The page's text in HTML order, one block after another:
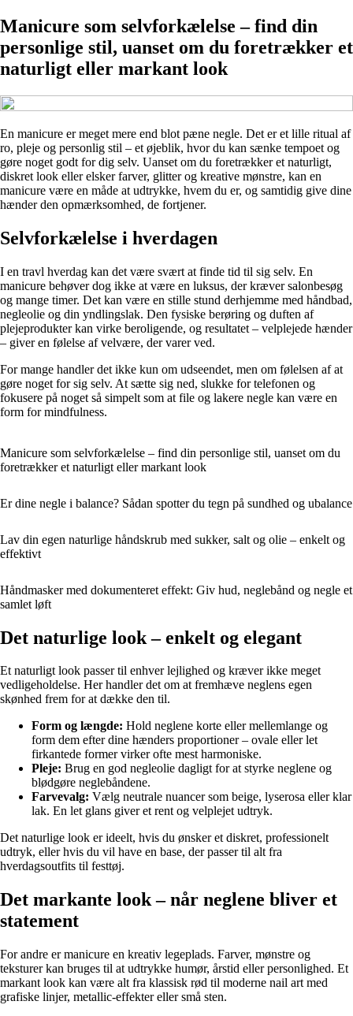
Manicure som selvforkælelse – find din
personlige stil, uanset om du foretrækker et
naturligt eller markant look
En manicure er meget mere end blot pæne negle. Det er et lille ritual af
ro, pleje og personlig stil – et øjeblik, hvor du kan sænke tempoet og
gøre noget godt for dig selv. Uanset om du foretrækker et naturligt,
diskret look eller elsker farver, glitter og kreative mønstre, kan en
manicure være en måde at udtrykke, hvem du er, og samtidig give dine
hænder den opmærksomhed, de fortjener.
Selvforkælelse i hverdagen
I en travl hverdag kan det være svært at finde tid til sig selv. En
manicure behøver dog ikke at være en luksus, der kræver salonbesøg
og mange timer. Det kan være en stille stund derhjemme med håndbad,
negleolie og din yndlingslak. Den fysiske berøring og duften af
plejeprodukter kan virke beroligende, og resultatet – velplejede hænder
– giver en følelse af velvære, der varer ved.
For mange handler det ikke kun om udseendet, men om følelsen af at
gøre noget for sig selv. At sætte sig ned, slukke for telefonen og
fokusere på noget så simpelt som at file og lakere negle kan være en
form for mindfulness.
Manicure som selvforkælelse – find din personlige stil, uanset om du
foretrækker et naturligt eller markant look
Er dine negle i balance? Sådan spotter du tegn på sundhed og ubalance
Lav din egen naturlige håndskrub med sukker, salt og olie – enkelt og
effektivt
Håndmasker med dokumenteret effekt: Giv hud, neglebånd og negle et
samlet løft
Det naturlige look – enkelt og elegant
Et naturligt look passer til enhver lejlighed og kræver ikke meget
vedligeholdelse. Her handler det om at fremhæve neglens egen
skønhed frem for at dække den til.
Form og længde: Hold neglene korte eller mellemlange og
form dem efter dine hænders proportioner – ovale eller let
firkantede former virker ofte mest harmoniske.
Pleje: Brug en god negleolie dagligt for at styrke neglene og
blødgøre neglebåndene.
Farvevalg: Vælg neutrale nuancer som beige, lyserosa eller klar
lak. En let glans giver et rent og velplejet udtryk.
Det naturlige look er ideelt, hvis du ønsker et diskret, professionelt
udtryk, eller hvis du vil have en base, der passer til alt fra
hverdagsoutfits til festtøj.
Det markante look – når neglene bliver et
statement
For andre er manicure en kreativ legeplads. Farver, mønstre og
teksturer kan bruges til at udtrykke humør, årstid eller personlighed. Et
markant look kan være alt fra klassisk rød til moderne nail art med
grafiske linjer, metallic-effekter eller små sten.